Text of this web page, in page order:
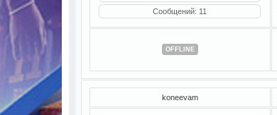
Сообщений: 11
OFFLINE
koneevam